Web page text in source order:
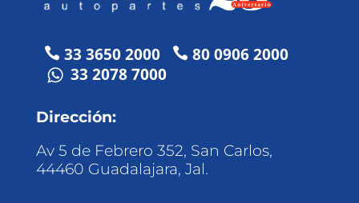
 33 3650 2000  80 0906 2000
33 2078 7000
Dirección:
Av 5 de Febrero 352, San Carlos,
44460 Guadalajara, Jal.